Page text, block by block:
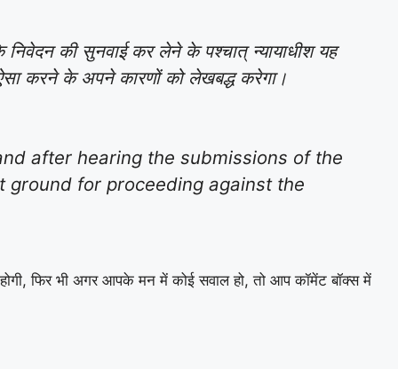
की सुनवाई कर लेने के पश्चात् न्यायाधीश यह
करने के अपने कारणों को लेखबद्ध करेगा।
after hearing the submissions of the
for proceeding against the
फिर भी अगर आपके मन में कोई सवाल हो, तो आप कॉमेंट बॉक्स में